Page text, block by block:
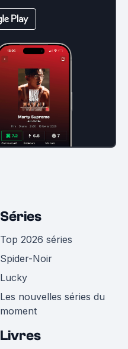
Séries
Top 2026 séries
Spider-Noir
Lucky
Les nouvelles séries du
moment
Livres